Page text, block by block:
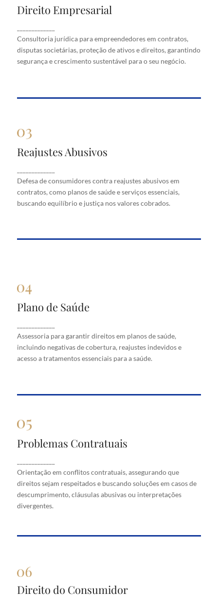
Direito Empresarial
Consultoria jurídica para empreendedores em contratos,
disputas societárias, proteção de ativos e direitos, garantindo
segurança e crescimento sustentável para o seu negócio.
Direito Empresarial
contratos, disputas societárias, proteção de ativos
e direitos, garantindo segurança e crescimento
sustentável para o seu negócio.
Reajustes Abusivos
Defesa de consumidores contra reajustes abusivos em
contratos, como planos de saúde e serviços essenciais,
buscando equilíbrio e justiça nos valores cobrados.
Reajustes Abusivos
em contratos, como planos de saúde e serviços
essenciais, buscando equilíbrio e justiça nos valores
cobrados.
Plano de Saúde
Assessoria para garantir direitos em planos de saúde,
incluindo negativas de cobertura, reajustes indevidos e
acesso a tratamentos essenciais para a saúde.
Plano de Saúde
saúde, incluindo negativas de cobertura, reajustes
indevidos e acesso a tratamentos essenciais para a
saúde.
Problemas Contratuais
Orientação em conflitos contratuais, assegurando que
direitos sejam respeitados e buscando soluções em casos de
descumprimento, cláusulas abusivas ou interpretações
divergentes.
Problemas Contratuais
que direitos sejam respeitados e buscando soluções
em casos de descumprimento, cláusulas abusivas
ou interpretações divergentes.
Direito do Consumidor
Direito do Consumidor